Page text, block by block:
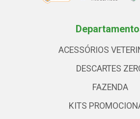
ACESSÓRIOS
DESCARTES
FAZENDA
KITS